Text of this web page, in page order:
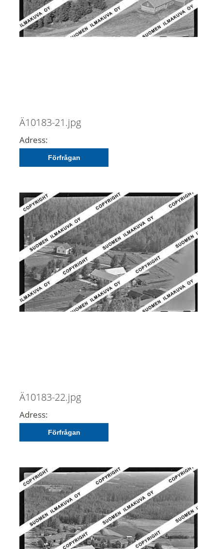
Ä10183-21.jpg
Adress:
Förfrågan
Ä10183-22.jpg
Adress:
Förfrågan